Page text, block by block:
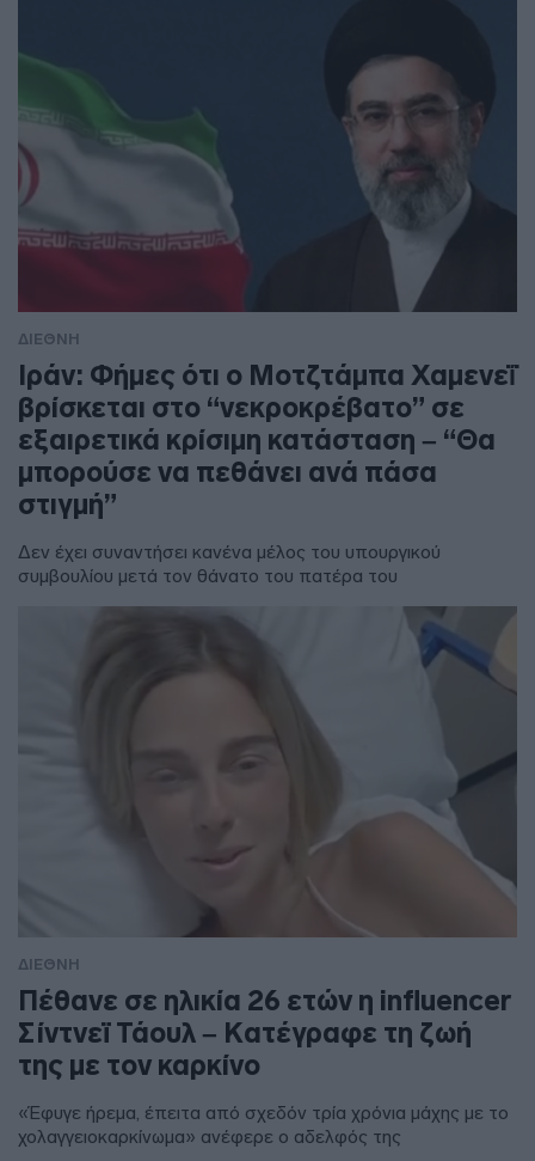
ΔΙΕΘΝΗ
Ιράν: Φήμες ότι ο Μοτζτάμπα Χαμενεΐ
βρίσκεται στο “νεκροκρέβατο” σε
εξαιρετικά κρίσιμη κατάσταση – “Θα
μπορούσε να πεθάνει ανά πάσα
στιγμή”
Δεν έχει συναντήσει κανένα μέλος του υπουργικού
συμβουλίου μετά τον θάνατο του πατέρα του
ΔΙΕΘΝΗ
Πέθανε σε ηλικία 26 ετών η influencer
Σίντνεϊ Τάουλ – Kατέγραφε τη ζωή
της με τον καρκίνο
«Έφυγε ήρεμα, έπειτα από σχεδόν τρία χρόνια μάχης με το
χολαγγειοκαρκίνωμα» ανέφερε ο αδελφός της